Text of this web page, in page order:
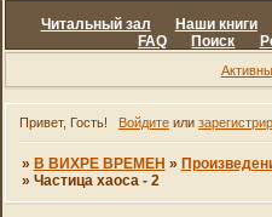
Читальный зал Наши книги
FAQ
Поиск
Привет, Гость! Войдитеили
» В ВИХРЕ ВРЕМЕН »
» Частица хаоса - 2